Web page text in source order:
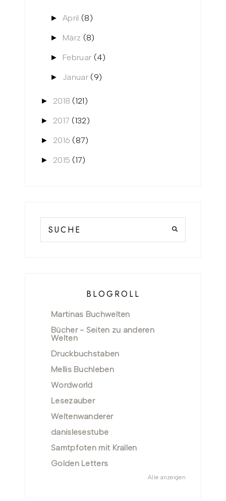
►April (8)
► März (8)
► Februar (4)
► Januar (9)
► 2018 (121)
► 2017 (132)
► 2016 (87)
► 2015 (17)
BLOGROLL
Martinas Buchwelten
Bücher - Seiten zu anderen
Welten
Druckbuchstaben
Mellis Buchleben
Wordworld
Lesezauber
Weltenwanderer
danislesestube
Samtpfoten mit Krallen
Golden Letters
Alle anzeigen